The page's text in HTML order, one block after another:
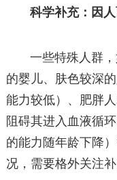
科学补充：因
一些特殊人群
的婴儿、肤色较深
能力较低）、肥胖
阻碍其进入血液循
的能力随年龄下降
况，需要格外关注补